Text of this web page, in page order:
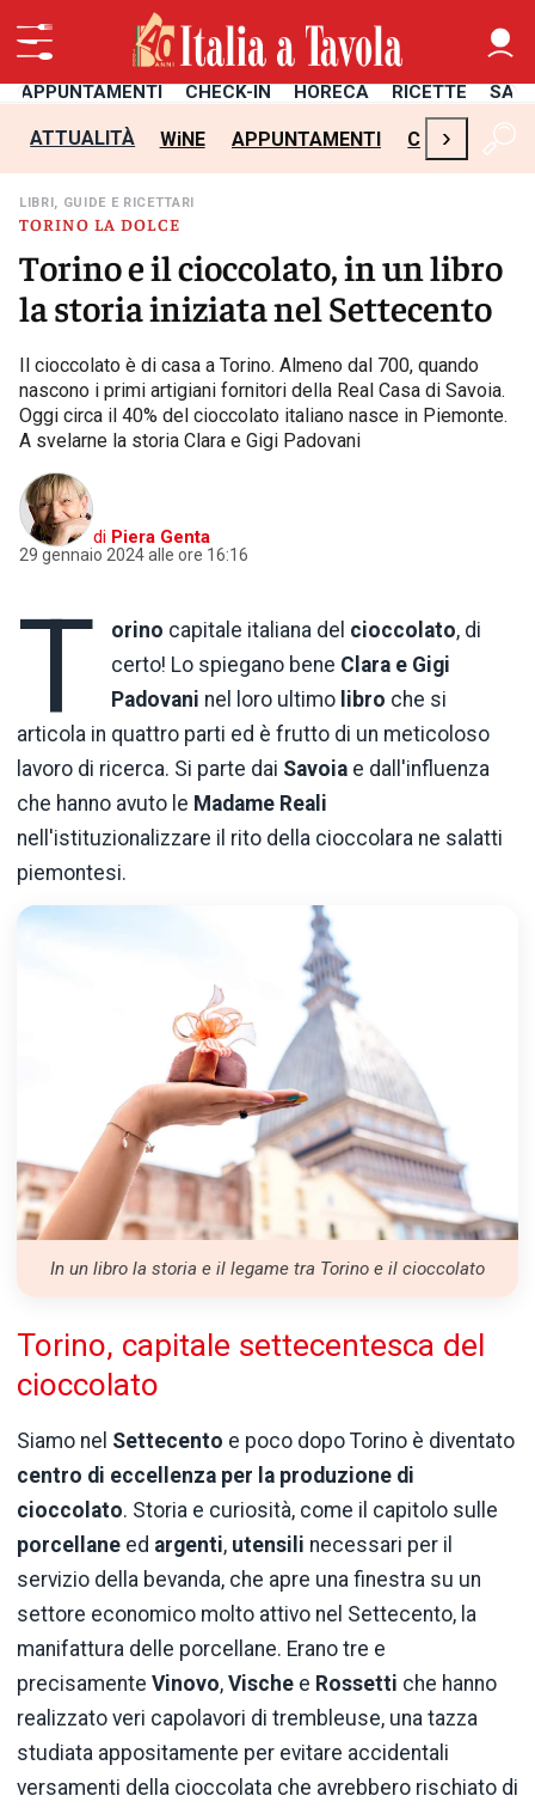
APPUNTAMENTI CHECK-IN HORECA RICETTE
ATTUALITÀ WiNE APPUNTAMENTI CHECK-IN
›
TORINO LA DOLCE
LIBRI, GUIDE E RICETTARI
Torino e il cioccolato, in un libro
la storia iniziata nel Settecento
Il cioccolato è di casa a Torino. Almeno dal 700, quando
nascono i primi artigiani fornitori della Real Casa di Savoia.
Oggi circa il 40% del cioccolato italiano nasce in Piemonte.
A svelarne la storia Clara e Gigi Padovani
di Piera Genta
29 gennaio 2024 alle ore 16:16
T orino capitale italiana del cioccolato, di
certo! Lo spiegano bene Clara e Gigi
Padovani nel loro ultimo libro che si
articola in quattro parti ed è frutto di un meticoloso
lavoro di ricerca. Si parte dai Savoia e dall'influenza
che hanno avuto le Madame Reali
nell'istituzionalizzare il rito della cioccolara ne salatti
piemontesi.
In un libro la storia e il legame tra Torino e il cioccolato
Torino, capitale settecentesca del
cioccolato
Siamo nel Settecento e poco dopo Torino è diventato
centro di eccellenza per la produzione di
cioccolato. Storia e curiosità, come il capitolo sulle
porcellane ed argenti, utensili necessari per il
servizio della bevanda, che apre una finestra su un
settore economico molto attivo nel Settecento, la
manifattura delle porcellane. Erano tre e
precisamente Vinovo, Vische e Rossetti che hanno
realizzato veri capolavori di trembleuse, una tazza
studiata appositamente per evitare accidentali
versamenti della cioccolata che avrebbero rischiato di